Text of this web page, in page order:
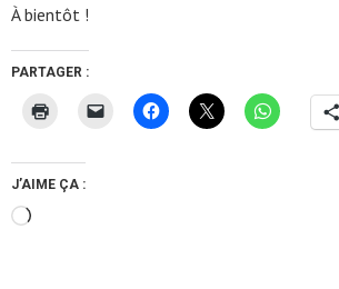
À bientôt !
PARTAGER :
J’AIME ÇA :
Chargement…